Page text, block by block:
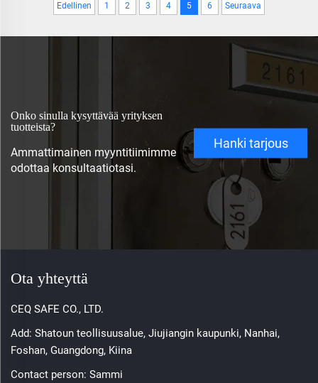
Edellinen 1 2 3 4 5 6 Seuraava
Onko sinulla kysyttävää yrityksen
tuotteista?
Ammattimainen myyntitiimimme
odottaa konsultaatiotasi.
Hanki tarjous
Ota yhteyttä
CEQ SAFE CO., LTD.
Add: Shatoun teollisuusalue, Jiujiangin kaupunki, Nanhai,
Foshan, Guangdong, Kiina
Contact person: Sammi